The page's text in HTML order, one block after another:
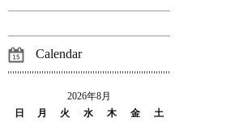
Calendar
2026年8月
日
月 火 水 木 金
土